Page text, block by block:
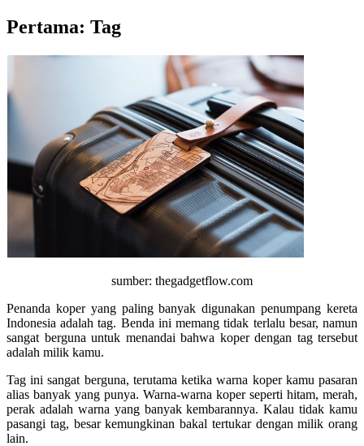
Pertama: Tag
sumber: thegadgetflow.com
Penanda koper yang paling banyak digunakan penumpang kereta
Indonesia adalah tag. Benda ini memang tidak terlalu besar, namun
sangat berguna untuk menandai bahwa koper dengan tag tersebut
adalah milik kamu.
Tag ini sangat berguna, terutama ketika warna koper kamu pasaran
alias banyak yang punya. Warna-warna koper seperti hitam, merah,
perak adalah warna yang banyak kembarannya. Kalau tidak kamu
pasangi tag, besar kemungkinan bakal tertukar dengan milik orang
lain.